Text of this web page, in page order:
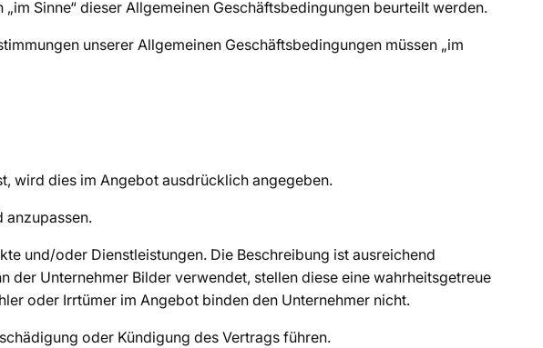
Sinne“ dieser Allgemeinen Geschäftsbedingungen beurteilt werden.
unserer Allgemeinen Geschäftsbedingungen müssen „im
wird dies im Angebot ausdrücklich angegeben.
anzupassen.
und/oder Dienstleistungen. Die Beschreibung ist ausreichend
Unternehmer Bilder verwendet, stellen diese eine wahrheitsgetreue
oder Irrtümer im Angebot binden den Unternehmer nicht.
oder Kündigung des Vertrags führen.